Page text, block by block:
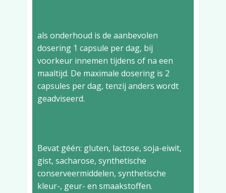
als onderhoud is de aanbevolen
dosering 1 capsule per dag, bij
voorkeur innemen tijdens of na een
maaltijd. De maximale dosering is 2
capsules per dag, tenzij anders wordt
geadviseerd.
Bevat géén: gluten, lactose, soja-eiwit,
gist, sacharose, synthetische
conserveermiddelen, synthetische
kleur-, geur- en smaakstoffen.